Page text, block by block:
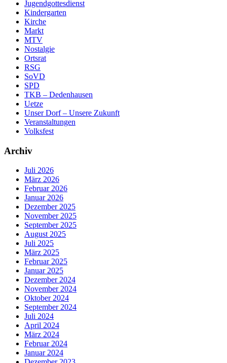
Jugendgottesdienst
Kindergarten
Kirche
Markt
MTV
Nostalgie
Ortsrat
RSG
SoVD
SPD
TKB – Dedenhausen
Uetze
Unser Dorf – Unsere Zukunft
Veranstaltungen
Volksfest
Archiv
Juli 2026
März 2026
Februar 2026
Januar 2026
Dezember 2025
November 2025
September 2025
August 2025
Juli 2025
März 2025
Februar 2025
Januar 2025
Dezember 2024
November 2024
Oktober 2024
September 2024
Juli 2024
April 2024
März 2024
Februar 2024
Januar 2024